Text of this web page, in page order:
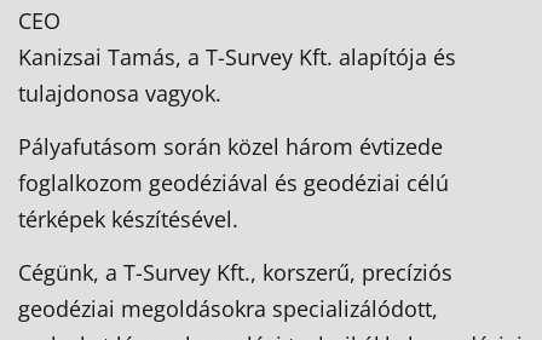
CEO
Kanizsai Tamás, a T-Survey Kft. alapítója és
tulajdonosa vagyok.
Pályafutásom során közel három évtizede
foglalkozom geodéziával és geodéziai célú
térképek készítésével.
Cégünk, a T-Survey Kft., korszerű, precíziós
geodéziai megoldásokra specializálódott,